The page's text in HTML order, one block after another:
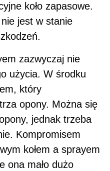
koło zapasowe.
jest w stanie
zazwyczaj nie
użycia. W środku
który
opony. Można się
jednak trzeba
Kompromisem
kołem a sprayem
ona mało dużo